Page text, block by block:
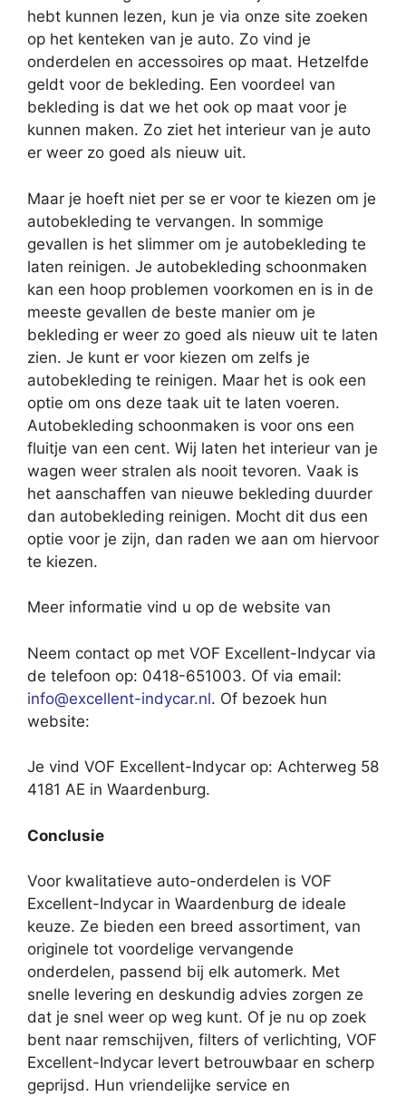
hebt kunnen lezen, kun je via onze site zoeken
op het kenteken van je auto. Zo vind je
onderdelen en accessoires op maat. Hetzelfde
geldt voor de bekleding. Een voordeel van
bekleding is dat we het ook op maat voor je
kunnen maken. Zo ziet het interieur van je auto
er weer zo goed als nieuw uit.
Maar je hoeft niet per se er voor te kiezen om je
autobekleding te vervangen. In sommige
gevallen is het slimmer om je autobekleding te
laten reinigen. Je autobekleding schoonmaken
kan een hoop problemen voorkomen en is in de
meeste gevallen de beste manier om je
bekleding er weer zo goed als nieuw uit te laten
zien. Je kunt er voor kiezen om zelfs je
autobekleding te reinigen. Maar het is ook een
optie om ons deze taak uit te laten voeren.
Autobekleding schoonmaken is voor ons een
fluitje van een cent. Wij laten het interieur van je
wagen weer stralen als nooit tevoren. Vaak is
het aanschaffen van nieuwe bekleding duurder
dan autobekleding reinigen. Mocht dit dus een
optie voor je zijn, dan raden we aan om hiervoor
te kiezen.
Meer informatie vind u op de website van
Neem contact op met VOF Excellent-Indycar via
de telefoon op: 0418-651003. Of via email:
info@excellent-indycar.nl. Of bezoek hun
website:
Je vind VOF Excellent-Indycar op: Achterweg 58
4181 AE in Waardenburg.
Conclusie
Voor kwalitatieve auto-onderdelen is VOF
Excellent-Indycar in Waardenburg de ideale
keuze. Ze bieden een breed assortiment, van
originele tot voordelige vervangende
onderdelen, passend bij elk automerk. Met
snelle levering en deskundig advies zorgen ze
dat je snel weer op weg kunt. Of je nu op zoek
bent naar remschijven, filters of verlichting, VOF
Excellent-Indycar levert betrouwbaar en scherp
geprijsd. Hun vriendelijke service en